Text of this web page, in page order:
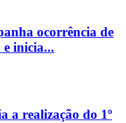
ocorrência de
inicia...
a realização do 1º